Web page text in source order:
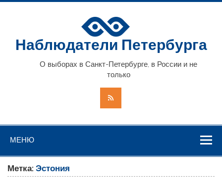
Наблюдатели Петербурга
О выборах в Санкт-Петербурге, в России и не
только
МЕНЮ
Метка:Эстония